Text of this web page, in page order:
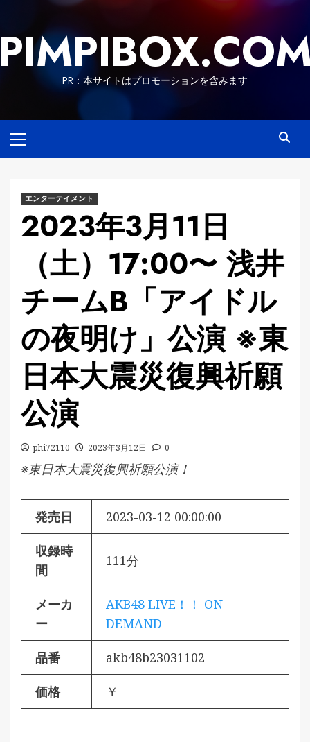
content
PR：本サイトはプロモーションを含みます
Menu
エンターテイメント
2023年3月11日
（土）17:00〜 浅井
チームB「アイドル
の夜明け」公演 ※東
日本大震災復興祈願
公演
phi72110 2023年3月12日 0
※東日本大震災復興祈願公演！
発売日 2023-03-12 00:00:00
収録時
間
111分
メーカ
ー
AKB48 LIVE！！ ON
DEMAND
品番 akb48b23031102
価格 ￥-